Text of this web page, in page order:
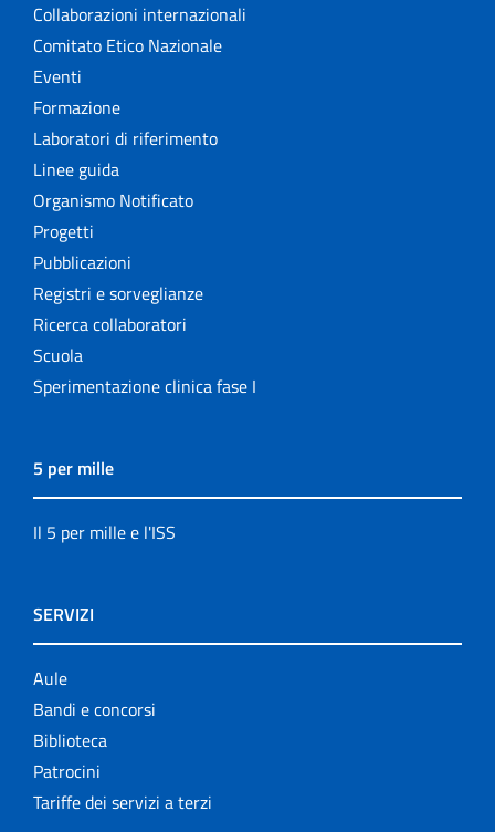
Collaborazioni internazionali
Comitato Etico Nazionale
Eventi
Formazione
Laboratori di riferimento
Linee guida
Organismo Notificato
Progetti
Pubblicazioni
Registri e sorveglianze
Ricerca collaboratori
Scuola
Sperimentazione clinica fase I
5 per mille
Il 5 per mille e l'ISS
SERVIZI
Aule
Bandi e concorsi
Biblioteca
Patrocini
Tariffe dei servizi a terzi